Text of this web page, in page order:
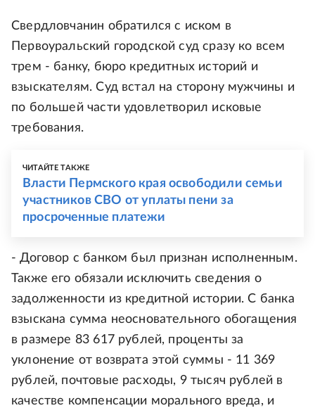
Свердловчанин обратился с иском в
Первоуральский городской суд сразу ко всем
трем - банку, бюро кредитных историй и
взыскателям. Суд встал на сторону мужчины и
по большей части удовлетворил исковые
требования.
ЧИТАЙТЕ ТАКЖЕ
Власти Пермского края освободили семьи
участников СВО от уплаты пени за
просроченные платежи
- Договор с банком был признан исполненным.
Также его обязали исключить сведения о
задолженности из кредитной истории. С банка
взыскана сумма неосновательного обогащения
в размере 83 617 рублей, проценты за
уклонение от возврата этой суммы - 11 369
рублей, почтовые расходы, 9 тысяч рублей в
качестве компенсации морального вреда, и